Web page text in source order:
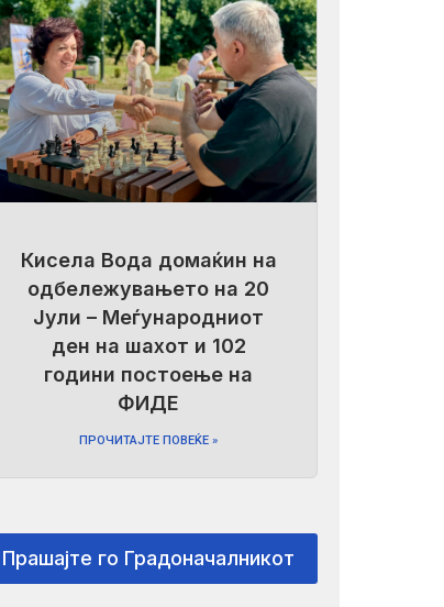
Кисела Вода домаќин на
одбележувањето на 20
Јули – Меѓународниот
ден на шахот и 102
години постоење на
ФИДЕ
ПРОЧИТАЈТЕ ПОВЕЌЕ »
Прашајте го Градоначалникот